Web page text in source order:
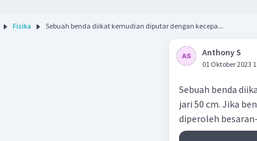
Fisika Sebuah benda diikat kemudian diputar dengan kecepa...
Anthony S
01 Oktober 2023
Sebuah benda
jari 50 cm. Jika
diperoleh